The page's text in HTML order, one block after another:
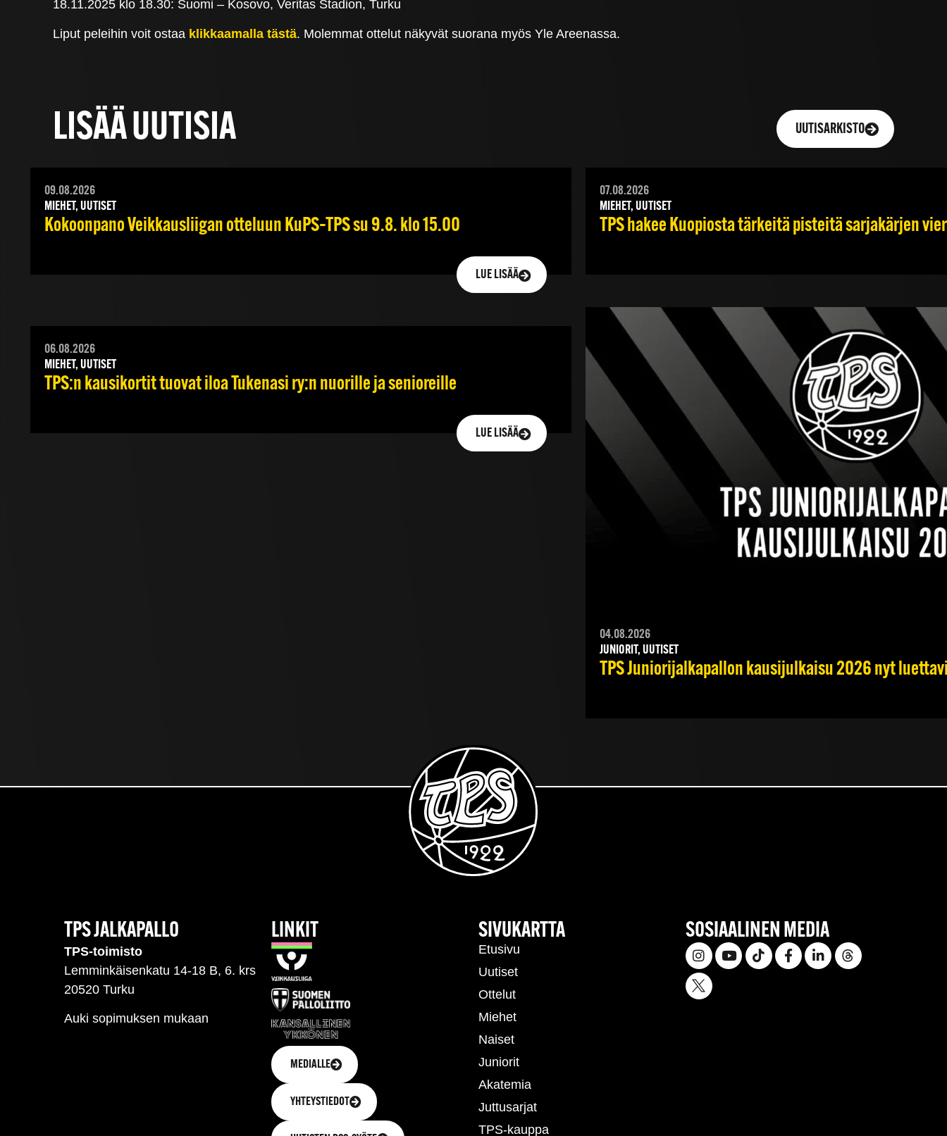
18.11.2025 klo 18.30: Suomi – Kosovo, Veritas Stadion, Turku
Liput peleihin voit ostaa klikkaamalla tästä. Molemmat ottelut näkyvät suorana myös Yle Areenassa.
LISÄÄ UUTISIA UUTISARKISTO
09.08.2026
MIEHET, UUTISET
Kokoonpano Veikkausliigan otteluun KuPS–TPS su 9.8. klo 15.00
LUE LISÄÄ
07.08.2026
MIEHET, UUTISET
TPS hakee Kuopiosta tärkeitä pisteitä sarjakärjen
06.08.2026
MIEHET, UUTISET
TPS:n kausikortit tuovat iloa Tukenasi ry:n nuorille ja senioreille
LUE LISÄÄ
04.08.2026
JUNIORIT, UUTISET
TPS Juniorijalkapallon kausijulkaisu 2026 nyt
TPS JALKAPALLO
TPS-toimisto
Lemminkäisenkatu 14-18 B, 6. krs
20520 Turku
Auki sopimuksen mukaan
LINKIT
MEDIALLE
YHTEYSTIEDOT
SIVUKARTTA
Etusivu
Uutiset
Ottelut
Miehet
Naiset
Juniorit
Akatemia
Juttusarjat
TPS-kauppa
SOSIAALINEN MEDIA